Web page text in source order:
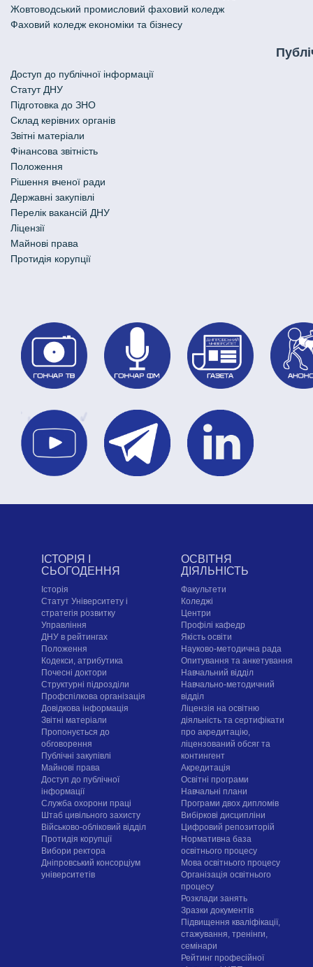
Жовтоводський промисловий фаховий коледж
Фаховий коледж економіки та бізнесу
Доступ до публічної інформації
Статут ДНУ
Підготовка до ЗНО
Склад керівних органів
Звітні матеріали
Фінансова звітність
Положення
Рішення вченої ради
Державні закупівлі
Перелік вакансій ДНУ
Ліцензії
Майнові права
Протидія корупції
ІСТОРІЯ І
СЬОГОДЕННЯ
Історія
Статут Університету і
стратегія розвитку
Управління
ДНУ в рейтингах
Положення
Кодекси, атрибутика
Почесні доктори
Структурні підрозділи
Профспілкова організація
Довідкова інформація
Звітні матеріали
Пропонується до
обговорення
Публічні закупівлі
Майнові права
Доступ до публічної
інформації
Служба охорони праці
Штаб цивільного захисту
Військово-обліковий відділ
Протидія корупції
Вибори ректора
Дніпровський консорціум
університетів
ОСВІТНЯ
ДІЯЛЬНІСТЬ
Факультети
Коледжі
Центри
Профілі кафедр
Якість освіти
Науково-методична рада
Опитування та анкетування
Навчальний відділ
Навчально-методичний
відділ
Ліцензія на освітню
діяльність та сертифікати
про акредитацію,
ліцензований обсяг та
контингент
Акредитація
Освітні програми
Навчальні плани
Програми двох дипломів
Вибіркові дисципліни
Цифровий репозиторій
Нормативна база
освітнього процесу
Мова освітнього процесу
Організація освітнього
процесу
Розклади занять
Зразки документів
Підвищення кваліфікації,
стажування, тренінги,
семінари
Рейтинг професійної